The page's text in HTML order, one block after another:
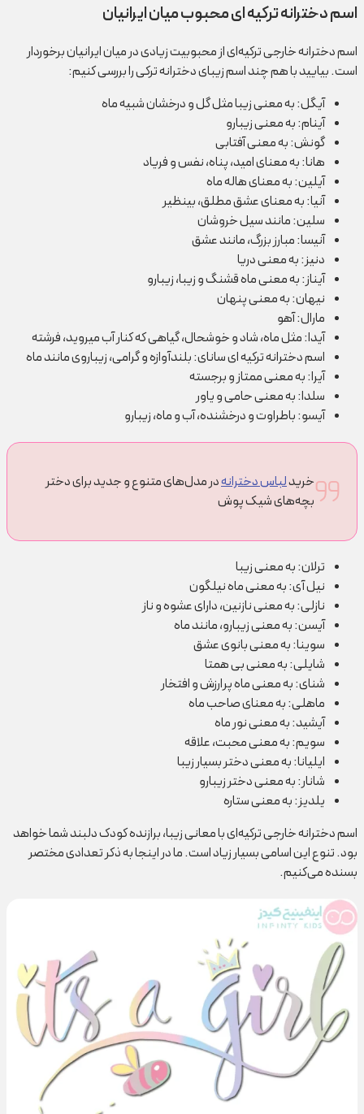
اسم دخترانه ترکیه ای محبوب میان ایرانیان
اسم دخترانه خارجی ترکیه‌ای از محبوبیت زیادی در میان ایرانیان برخوردار
است. بیایید با هم چند اسم زیبای دخترانه ترکی را بررسی کنیم:
آیگل: به معنی زیبا مثل گل و درخشان شبیه ماه
آینام: به معنی زیبا‎رو
گونش: به معنی آفتابی
هانا: به معنای امید، پناه، نفس و فریاد
آیلین: به معنای هاله ماه
آنیا: به معنای عشق مطلق، بی‎نظیر
سلین: مانند سیل خروشان
آنیسا: مبارز بزرگ، مانند عشق
دنیز: به معنی دریا
آیناز: به معنی ماه قشنگ و زیبا، زیبا‎رو
نیهان: به معنی پنهان
مارال: آهو
آیدا: مثل ماه، شاد و خوشحال، گیاهی که کنار آب می‎روید، فرشته
اسم دخترانه ترکیه ای سانای: بلند‎آوازه و گرامی، زیباروی مانند ماه
آیرا: به معنی ممتاز و برجسته
سلدا: به معنی حامی و یاور
آیسو: با‎طراوت و درخشنده، آب و ماه، زیبا‎رو
خریدلباس دخترانهدر مدل‌های متنوع و جدید برای دختر
بچه‌های شیک پوش
ترلان: به معنی زیبا
نیل آی: به معنی ماه نیلگون
نازلی: به معنی نازنین، دارای عشوه و ناز
آیسن: به معنی زیبا‎رو، مانند ماه
سوینا: به معنی بانوی عشق
شایلی: به معنی بی همتا
شنای: به معنی ماه پر‎ارزش و افتخار
ماهلی: به معنای صاحب ماه
آیشید: به معنی نور ماه
سویم: به معنی محبت، علاقه
ایلیانا: به معنی دختر بسیار زیبا
شانار: به معنی دختر زیبا‎رو
یلدیز: به معنی ستاره
اسم دخترانه خارجی ترکیه‌ای با معانی زیبا، برازنده کودک دلبند شما خواهد
بود. تنوع این اسامی بسیار زیاد است. ما در اینجا به ذکر تعدادی مختصر
بسنده می‌کنیم.